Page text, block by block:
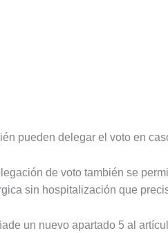
pueden delegar el voto en
de voto también se
sin hospitalización que
un nuevo apartado 5 al